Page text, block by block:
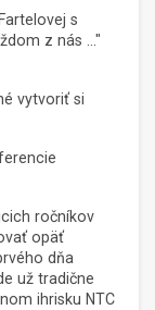
s
z nás ..."
vytvoriť si
ročníkov
opäť
dňa
už tradične
ihrisku NTC